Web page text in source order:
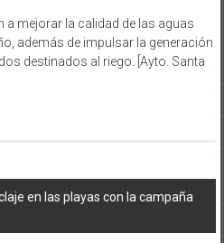
mejorar la calidad de las aguas
además de impulsar la generación
destinados al riego. [Ayto. Santa
en las playas con la campaña